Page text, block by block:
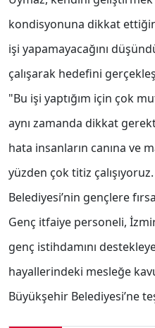
kondisyonuna dikkat
işi yapamayacağını
çalışarak hedefini
"Bu işi yaptığım için çok
aynı zamanda dikkat
hata insanların canına ve
yüzden çok titiz
Belediyesi’nin gençlere
Genç itfaiye personeli,
genç istihdamını
hayallerindeki mesleğe
Büyükşehir Belediyesi’ne